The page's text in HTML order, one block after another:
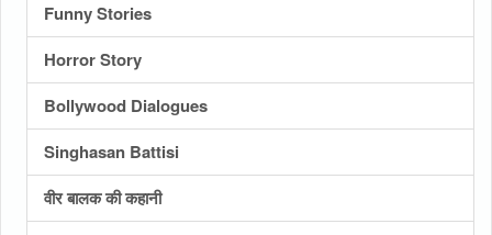
Funny Stories
Horror Story
Bollywood Dialogues
Singhasan Battisi
वीर बालक की कहानी